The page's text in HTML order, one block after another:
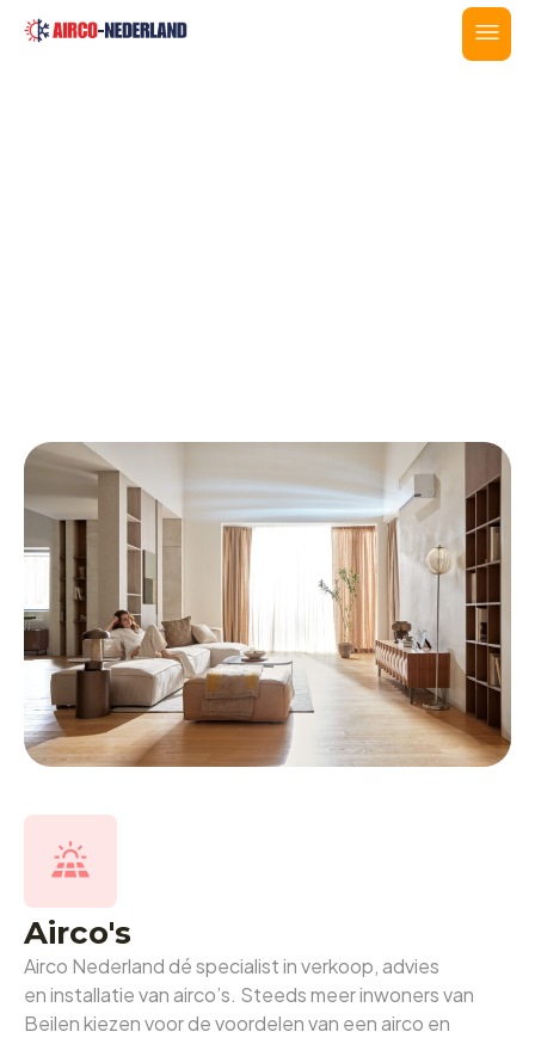
Airco's
Airco Nederland dé specialist in verkoop, advies
en installatie van airco’s. Steeds meer inwoners van
Beilen kiezen voor de voordelen van een airco en